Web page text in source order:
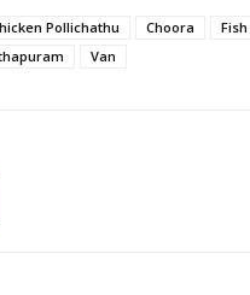
Pollichathu Choora Fish
Van